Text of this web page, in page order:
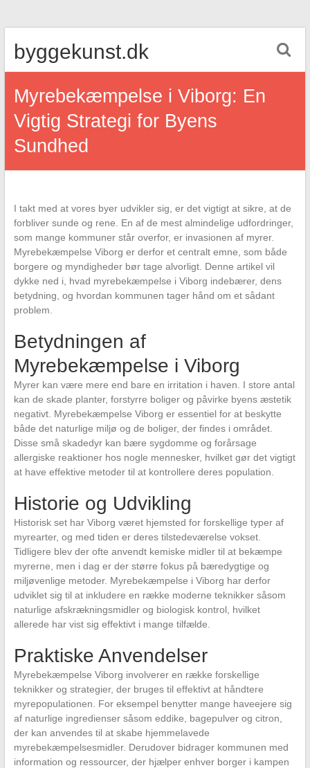
content
byggekunst.dk
Myrebekæmpelse i Viborg: En
Vigtig Strategi for Byens
Sundhed
I takt med at vores byer udvikler sig, er det vigtigt at sikre, at de
forbliver sunde og rene. En af de mest almindelige udfordringer,
som mange kommuner står overfor, er invasionen af myrer.
Myrebekæmpelse Viborg er derfor et centralt emne, som både
borgere og myndigheder bør tage alvorligt. Denne artikel vil
dykke ned i, hvad myrebekæmpelse i Viborg indebærer, dens
betydning, og hvordan kommunen tager hånd om et sådant
problem.
Betydningen af
Myrebekæmpelse i Viborg
Myrer kan være mere end bare en irritation i haven. I store antal
kan de skade planter, forstyrre boliger og påvirke byens æstetik
negativt. Myrebekæmpelse Viborg er essentiel for at beskytte
både det naturlige miljø og de boliger, der findes i området.
Disse små skadedyr kan bære sygdomme og forårsage
allergiske reaktioner hos nogle mennesker, hvilket gør det vigtigt
at have effektive metoder til at kontrollere deres population.
Historie og Udvikling
Historisk set har Viborg været hjemsted for forskellige typer af
myrearter, og med tiden er deres tilstedeværelse vokset.
Tidligere blev der ofte anvendt kemiske midler til at bekæmpe
myrerne, men i dag er der større fokus på bæredygtige og
miljøvenlige metoder. Myrebekæmpelse i Viborg har derfor
udviklet sig til at inkludere en række moderne teknikker såsom
naturlige afskrækningsmidler og biologisk kontrol, hvilket
allerede har vist sig effektivt i mange tilfælde.
Praktiske Anvendelser
Myrebekæmpelse Viborg involverer en række forskellige
teknikker og strategier, der bruges til effektivt at håndtere
myrepopulationen. For eksempel benytter mange haveejere sig
af naturlige ingredienser såsom eddike, bagepulver og citron,
der kan anvendes til at skabe hjemmelavede
myrebekæmpelsesmidler. Derudover bidrager kommunen med
information og ressourcer, der hjælper enhver borger i kampen